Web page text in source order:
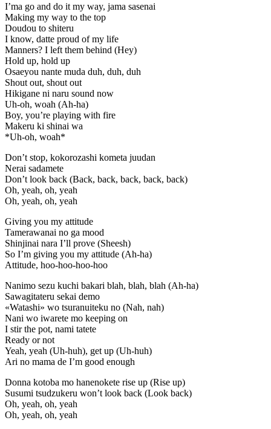
I’ma go and do it my way, jama sasenai
Making my way to the top
Doudou to shiteru
I know, datte proud of my life
Manners? I left them behind (Hey)
Hold up, hold up
Osaeyou nante muda duh, duh, duh
Shout out, shout out
Hikigane ni naru sound now
Uh-oh, woah (Ah-ha)
Boy, you’re playing with fire
Makeru ki shinai wa
*Uh-oh, woah*
Don’t stop, kokorozashi kometa juudan
Nerai sadamete
Don’t look back (Back, back, back, back, back)
Oh, yeah, oh, yeah
Oh, yeah, oh, yeah
Giving you my attitude
Tamerawanai no ga mood
Shinjinai nara I’ll prove (Sheesh)
So I’m giving you my attitude (Ah-ha)
Attitude, hoo-hoo-hoo-hoo
Nanimo sezu kuchi bakari blah, blah, blah (Ah-ha)
Sawagitateru sekai demo
«Watashi» wo tsuranuiteku no (Nah, nah)
Nani wo iwarete mo keeping on
I stir the pot, nami tatete
Ready or not
Yeah, yeah (Uh-huh), gеt up (Uh-huh)
Ari no mama de I’m good enough
Donna kotoba mo hanenokеte rise up (Rise up)
Susumi tsudzukeru won’t look back (Look back)
Oh, yeah, oh, yeah
Oh, yeah, oh, yeah